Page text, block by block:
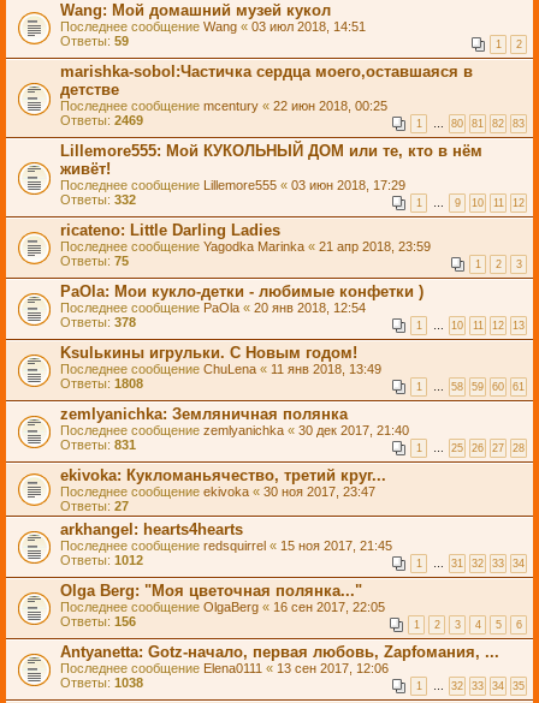
Wang: Мой домашний музей кукол
Последнее сообщение Wang « 03 июл 2018, 14:51
Ответы: 59 1 2
marishka-sobol:Частичка сердца моего,оставшаяся в
детстве
Последнее сообщение mcentury « 22 июн 2018, 00:25
Ответы: 2469 1 … 80 81 82 83
Lillemore555: Мой КУКОЛЬНЫЙ ДОМ или те, кто в нём
живёт!
Последнее сообщение Lillemore555 « 03 июн 2018, 17:29
Ответы: 332 1 … 9 10 11 12
ricateno: Little Darling Ladies
Последнее сообщение Yagodka Marinka « 21 апр 2018, 23:59
Ответы: 75 1 2 3
PaOla: Мои кукло-детки - любимые конфетки )
Последнее сообщение PaOla « 20 янв 2018, 12:54
Ответы: 378 1 … 10 11 12 13
Ksulькины игрульки. С Новым годом!
Последнее сообщение ChuLena « 11 янв 2018, 13:49
Ответы: 1808 1 … 58 59 60 61
zemlyanichka: Земляничная полянка
Последнее сообщение zemlyanichka « 30 дек 2017, 21:40
Ответы: 831 1 … 25 26 27 28
ekivoka: Кукломаньячество, третий круг...
Последнее сообщение ekivoka « 30 ноя 2017, 23:47
Ответы: 27
arkhangel: hearts4hearts
Последнее сообщение redsquirrel « 15 ноя 2017, 21:45
Ответы: 1012 1 … 31 32 33 34
Olga Berg: "Моя цветочная полянка..."
Последнее сообщение OlgaBerg « 16 сен 2017, 22:05
Ответы: 156 1 2 3 4 5 6
Antyanetta: Gotz-начало, первая любовь, Zapfомания, ...
Последнее сообщение Elena0111 « 13 сен 2017, 12:06
Ответы: 1038 1 … 32 33 34 35